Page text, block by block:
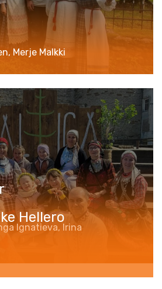
Merje Malkki
Ignatieva, Irina
Hellero